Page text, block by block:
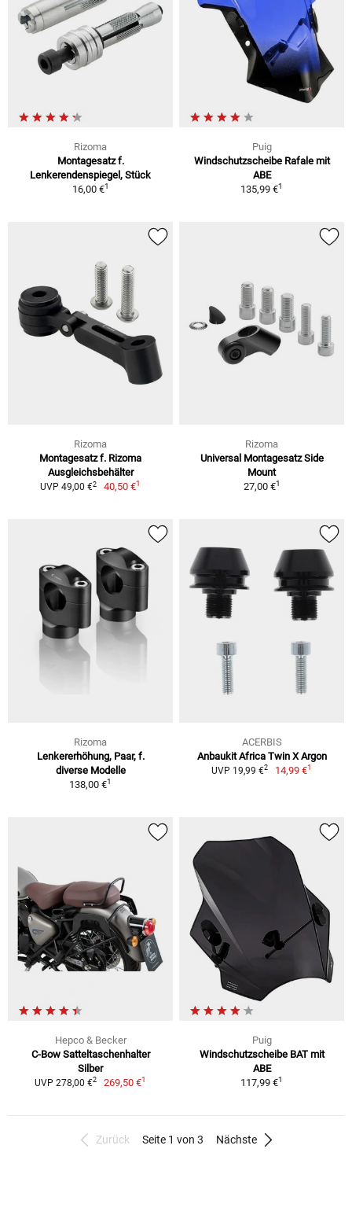
Rizoma
Montagesatz f.
Lenkerendenspiegel, Stück
16,00 €1
Puig
Windschutzscheibe Rafale mit
ABE
135,99 €1
Rizoma
Montagesatz f. Rizoma
Ausgleichsbehälter
UVP 49,00 €2 40,50 €1
Rizoma
Universal Montagesatz Side
Mount
27,00 €1
Rizoma
Lenkererhöhung, Paar, f.
diverse Modelle
138,00 €1
ACERBIS
Anbaukit Africa Twin X Argon
UVP 19,99 €2 14,99 €1
Hepco & Becker
C-Bow Satteltaschenhalter
Silber
UVP 278,00 €2 269,50 €1
Puig
Windschutzscheibe BAT mit
ABE
117,99 €1
Zurück Seite 1 von 3 Nächste